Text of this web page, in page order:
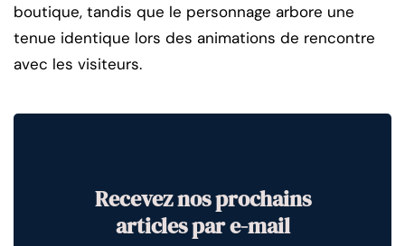
boutique, tandis que le personnage arbore une
tenue identique lors des animations de rencontre
avec les visiteurs.
Recevez nos prochains
articles par e-mail